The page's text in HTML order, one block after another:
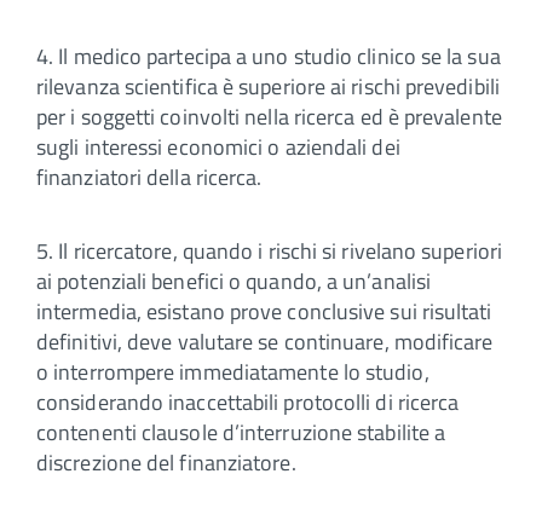
4. Il medico partecipa a uno studio clinico se la sua
rilevanza scientifica è superiore ai rischi prevedibili
per i soggetti coinvolti nella ricerca ed è prevalente
sugli interessi economici o aziendali dei
finanziatori della ricerca.
5. Il ricercatore, quando i rischi si rivelano superiori
ai potenziali benefici o quando, a un’analisi
intermedia, esistano prove conclusive sui risultati
definitivi, deve valutare se continuare, modificare
o interrompere immediatamente lo studio,
considerando inaccettabili protocolli di ricerca
contenenti clausole d’interruzione stabilite a
discrezione del finanziatore.